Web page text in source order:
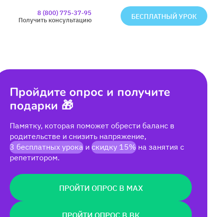
8 (800) 775-37-95
Получить консультацию
БЕСПЛАТНЫЙ УРОК
Пройдите опрос и получите
подарки 🎁
Памятку, которая поможет обрести баланс в
родительстве и снизить напряжение,
3 бесплатных урока и скидку 15% на занятия с
репетитором.
ПРОЙТИ ОПРОС В MAX
ПРОЙТИ ОПРОС В ВК